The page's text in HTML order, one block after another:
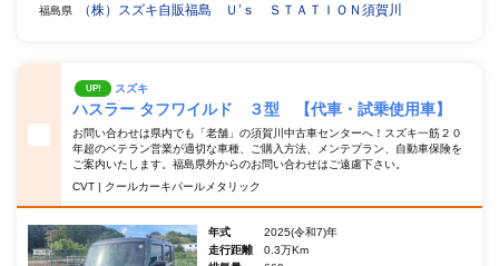
福島県 （株）スズキ自販福島 Ｕ’ｓ ＳＴＡＴＩＯＮ須賀川
UP! スズキ
ハスラー タフワイルド ３型 【代車・試乗使用車】
お問い合わせは県内でも「老舗」の須賀川中古車センターへ！スズキ一筋２０
年超のベテラン営業が適切な車種、ご購入方法、メンテプラン、自動車保険を
ご案内いたします。福島県外からのお問い合わせはご遠慮下さい。
CVT | クールカーキパールメタリック
年式
2025(令和7)年
走行距離
0.3万Km